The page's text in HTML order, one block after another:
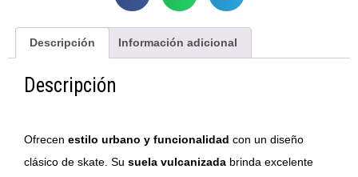
Descripción Información adicional
Descripción
Ofrecen estilo urbano y funcionalidad con un diseño
clásico de skate. Su suela vulcanizada brinda excelente